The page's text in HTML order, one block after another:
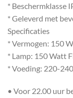
* Beschermklasse
* Geleverd met
Specificaties
* Vermogen: 150
* Lamp: 150 Watt
* Voeding: 220-
• Voor 22.00 uur